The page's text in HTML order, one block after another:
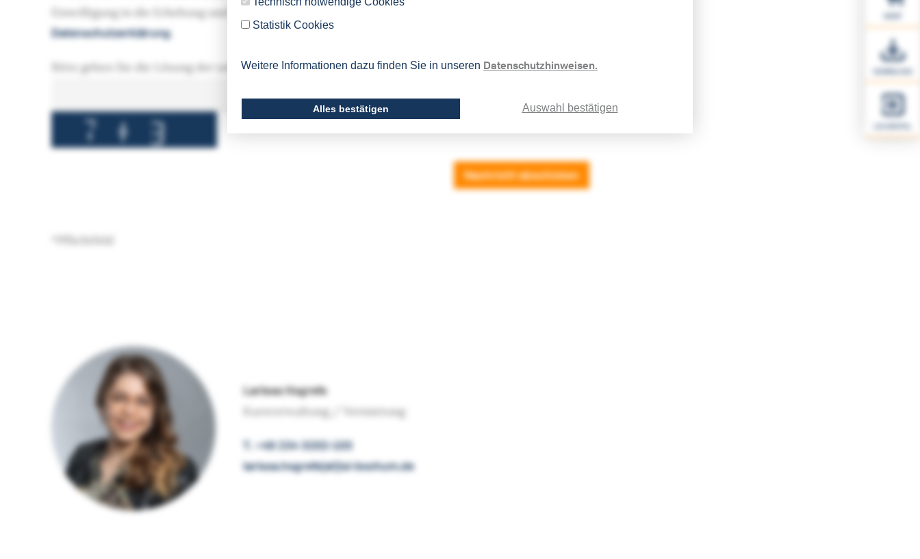
Statistik Cookies
Weitere Informationen dazu finden Sie in unseren Datenschutzhinweisen.
Auswahl bestätigen
Alles bestätigen
Einwilligung in die Erhebung und Nutzung meiner vorstehend eingegebenen Daten gemäß seiner
Datenschutzerklärung.
Bitte geben Sie die Lösung der untenstehenden Grafik in dieses Feld ein:
*Pflichtfeld
Larissa Hogrefe
Kursverwaltung / Vermietung
T. +49 234 3202-103
larissa.hogrefe[at]lsi-bochum.de